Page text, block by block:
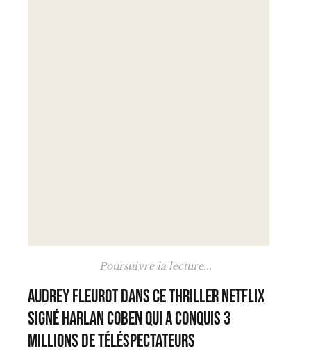
Poursuivre la lecture...
Audrey Fleurot dans ce thriller Netflix
signé Harlan Coben qui a conquis 3
millions de téléspectateurs